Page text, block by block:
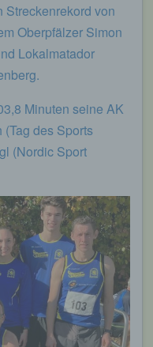
Streckenrekord von
Oberpfälzer Simon
Lokalmatador
Minuten seine AK
des Sports
(Nordic Sport